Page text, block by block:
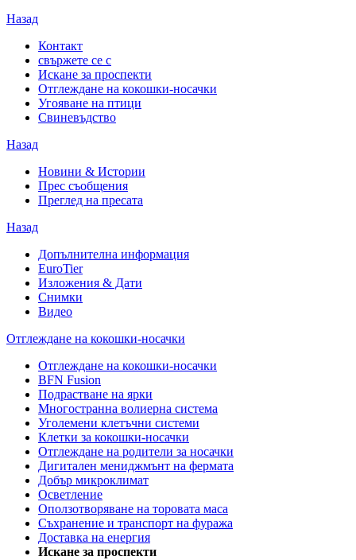
Назад
Контакт
свържете се с
Искане за проспекти
Отглеждане на кокошки-носачки
Угояване на птици
Свиневъдство
Назад
Новини & Истории
Прес съобщения
Преглед на пресата
Назад
Допълнителна информация
EuroTier
Изложения & Дати
Снимки
Видео
Отглеждане на кокошки-носачки
Отглеждане на кокошки-носачки
BFN Fusion
Подрастване на ярки
Многостранна волиерна система
Уголемени клетъчни системи
Клетки за кокошки-носачки
Отглеждане на родители за носачки
Дигитален мениджмънт на фермата
Добър микроклимат
Осветление
Оползотворяване на торовата маса
Съхранение и транспорт на фуража
Доставка на енергия
Искане за проспекти